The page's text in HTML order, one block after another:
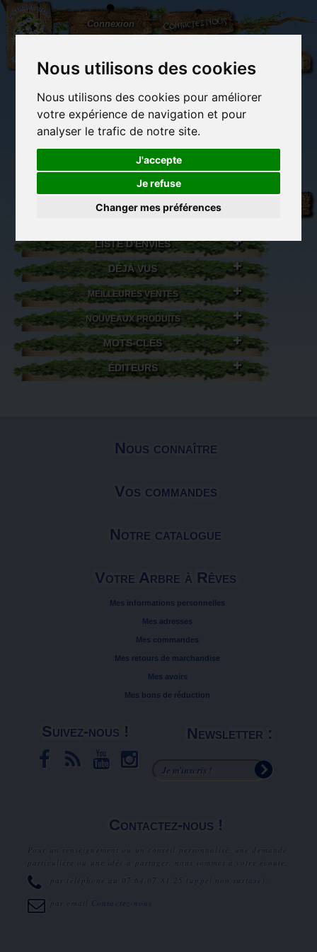
Nous utilisons des cookies
Nous utilisons des cookies pour améliorer
votre expérience de navigation et pour
analyser le trafic de notre site.
J'accepte
Je refuse
Changer mes préférences
L'Arbre
aux
100.000
Connexion Contactez-nous
(vide)
Librairie des
Carterie
originale
Activités
détente et jeux
Objets déco et
LISTE D'ENVIES
DÉJÀ VUS
MEILLEURES VENTES
NOUVEAUX PRODUITS
MOTS-CLÉS
ÉDITEURS
Nous connaître
Vos commandes
Notre catalogue
Votre Arbre à Rêves
Mes informations personnelles
Mes adresses
Mes commandes
Mes retours de marchandise
Mes avoirs
Mes bons de réduction
Suivez-nous ! Newsletter :
Contactez-nous !
Pour un renseignement ou un conseil personnalisé, une demande
particulière ou une idée à partager, nous sommes à votre écoute.
par téléphone au
07.64.07.81.25 (appel non surtaxé).
par email Contactez-nous